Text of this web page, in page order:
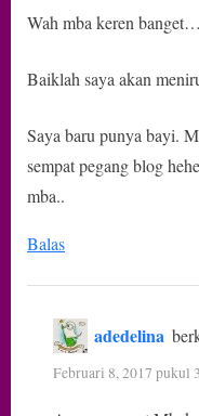
Wah mba keren banget…
Baiklah saya akan
Saya baru punya bayi.
sempat pegang blog
mba..
Balas
adedelina
Februari 8, 2017 pukul